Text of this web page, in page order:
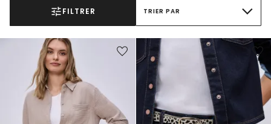
FILTRER TRIER PAR